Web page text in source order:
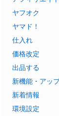
ヤフオク
ヤマド！
仕入れ
価格改定
出品する
新機能・アッ
新着情報
環境設定